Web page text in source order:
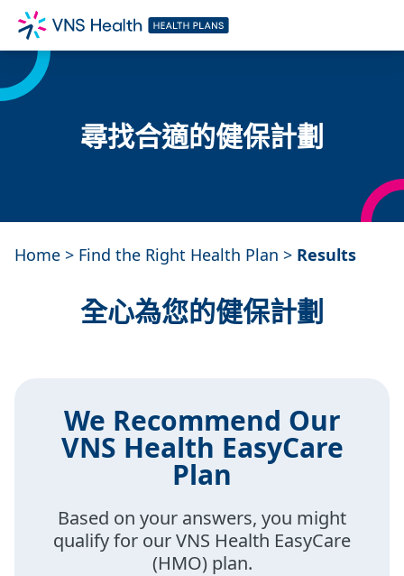
尋找合適的健保計劃
Home > Find the Right Health Plan > Results
全心為您的健保計劃
We Recommend Our
VNS Health EasyCare
Plan
Based on your answers, you might
qualify for our VNS Health EasyCare
(HMO) plan.